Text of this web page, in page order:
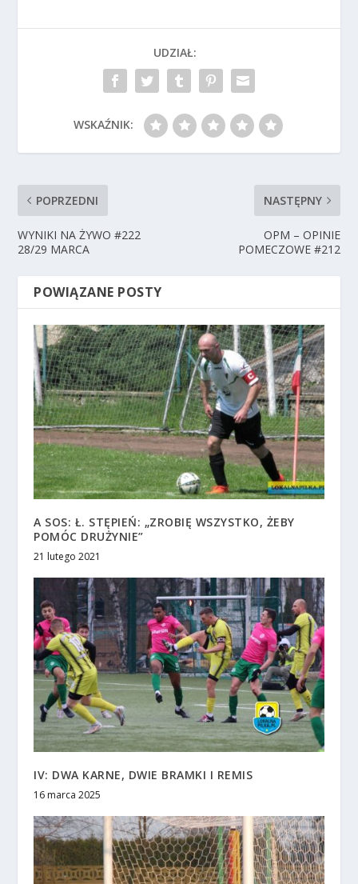
UDZIAŁ:
WSKAŹNIK:
POPRZEDNI
WYNIKI NA ŻYWO #222
28/29 MARCA
NASTĘPNY
OPM – OPINIE
POMECZOWE #212
POWIĄZANE POSTY
A SOS: Ł. STĘPIEŃ: „ZROBIĘ WSZYSTKO, ŻEBY
POMÓC DRUŻYNIE”
21 lutego 2021
IV: DWA KARNE, DWIE BRAMKI I REMIS
16 marca 2025